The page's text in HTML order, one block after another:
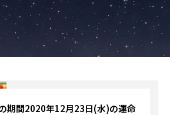
ー
期間2020年12月23日(水)の運命